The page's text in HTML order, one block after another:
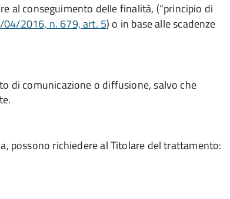
al conseguimento delle finalità, (“principio di
2016, n. 679, art. 5) o in base alle scadenze
di comunicazione o diffusione, salvo che
possono richiedere al Titolare del trattamento: